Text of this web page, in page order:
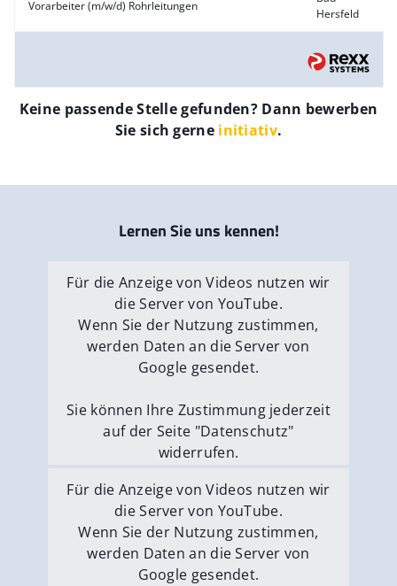
Vorarbeiter (m/w/d) Rohrleitungen
Hersfeld
Keine passende Stelle gefunden? Dann bewerben
Sie sich gerne initiativ.
Lernen Sie uns kennen!
Für die Anzeige von Videos nutzen wir
die Server von YouTube.
Wenn Sie der Nutzung zustimmen,
werden Daten an die Server von
Google gesendet.
Sie können Ihre Zustimmung jederzeit
auf der Seite "Datenschutz"
widerrufen.
Externe Medien erlauben
Für die Anzeige von Videos nutzen wir
die Server von YouTube.
Wenn Sie der Nutzung zustimmen,
werden Daten an die Server von
Google gesendet.